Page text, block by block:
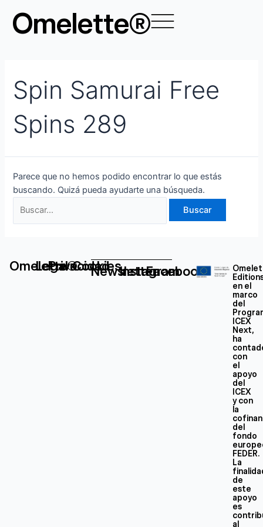
contenido
Omelette®
Spin Samurai Free
Spins 289
Parece que no hemos podido encontrar lo que estás
buscando. Quizá pueda ayudarte una búsqueda.
por:
Omelette®
Legal
Privacidad
Cookies
Newsletter
Instagram
Facebook
en el
marco
del
ICEX
Next,
ha
con
el
apoyo
del
ICEX
y con
la
del
fondo
FEDER.
La
de
este
apoyo
es
al